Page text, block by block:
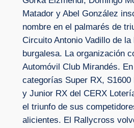
Matador y Abel González
nombre en el palmarés de
Circuito Antonio Vadillo de la
burgalesa. La organización
Automóvil Club Mirandés.
categorías Super RX,
y Junior RX del CERX
el triunfo de sus
alicientes. El Rallycross